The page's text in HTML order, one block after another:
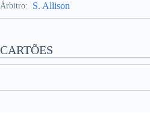
Árbitro: S. Allison
CARTÕES